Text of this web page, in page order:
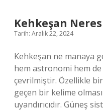
Kehkeşan
Tarih: Aralık 22, 2024
Kehkeşan ne manaya
hem astronomi hem
çevrilmiştir. Özellikle
geçen bir kelime
uyandırıcıdır. Güneş